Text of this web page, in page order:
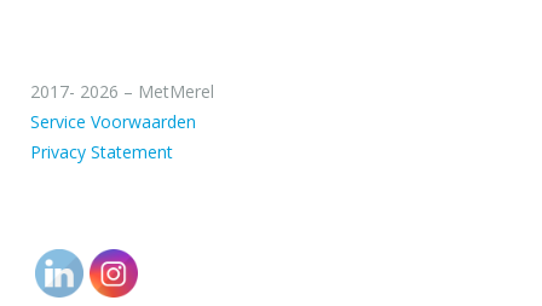
2017- 2026 – MetMerel
Service Voorwaarden
Privacy Statement